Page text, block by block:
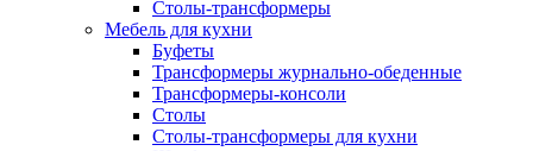
Столы-трансформеры
Мебель для кухни
Буфеты
Трансформеры журнально-обеденные
Трансформеры-консоли
Столы
Столы-трансформеры для кухни